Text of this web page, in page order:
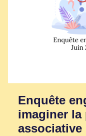
Enquête
imaginer
associative